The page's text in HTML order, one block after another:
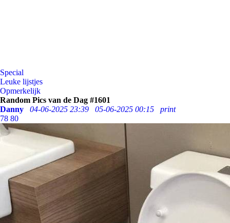
Special
Leuke lijstjes
Opmerkelijk
Random Pics van de Dag #1601
Danny
04-06-2025 23:39 05-06-2025 00:15
print
78 80